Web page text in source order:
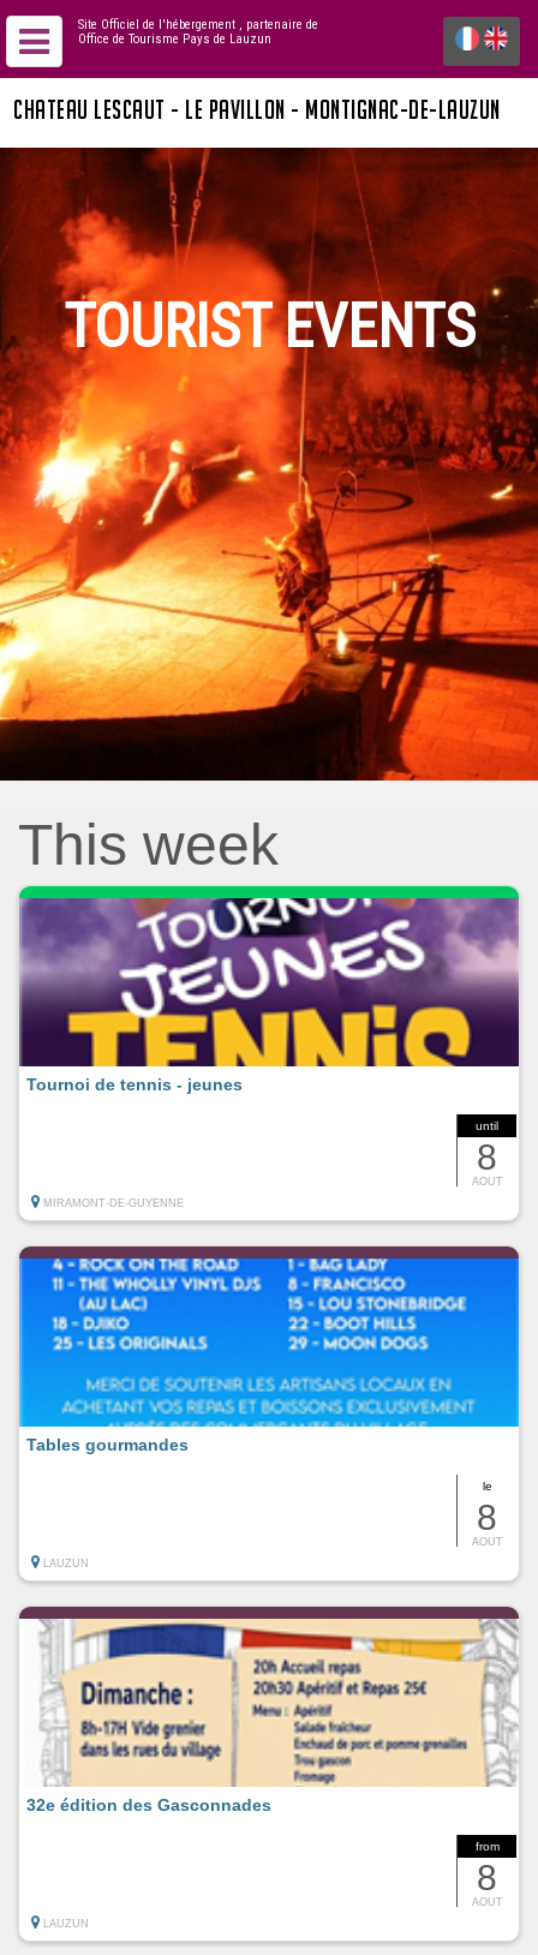
Site Officiel de l'hébergement , partenaire de
Office de Tourisme Pays de Lauzun
CHATEAU LESCAUT - LE PAVILLON - MONTIGNAC-DE-LAUZUN
TOURIST EVENTS
This week
until
8
AOUT
Tournoi de tennis - jeunes
MIRAMONT-DE-GUYENNE
le
8
AOUT
Tables gourmandes
LAUZUN
from
8
AOUT
32e édition des Gasconnades
LAUZUN